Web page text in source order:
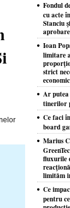
Fondul
cu acte
Stanciu
Ioan
limitare
strict
economic
Ar
tinerilor
Ce faci
board
Marius
fluxurile
limităm
Ce
pentru